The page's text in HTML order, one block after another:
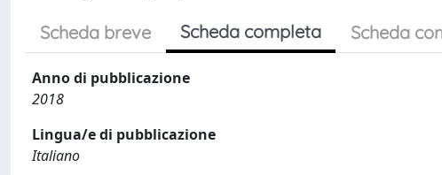
Scheda breve Scheda completa Scheda
Anno di pubblicazione
2018
Lingua/e di pubblicazione
Italiano